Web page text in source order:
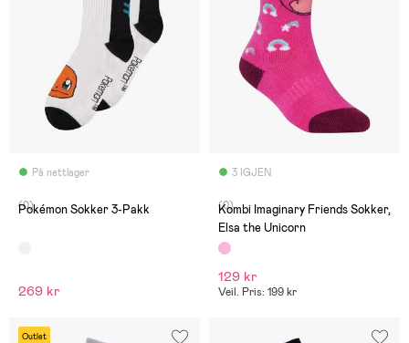
På nettlager
(0)
Pokémon Sokker 3-Pakk
269 kr
3 IGJEN
(0)
Kombi Imaginary Friends Sokker,
Elsa the Unicorn
129 kr
Veil. Pris: 199 kr
Outlet